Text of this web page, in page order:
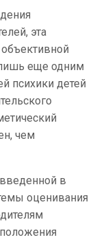
эта
еще одним
психики детей
чем
в
оценивания